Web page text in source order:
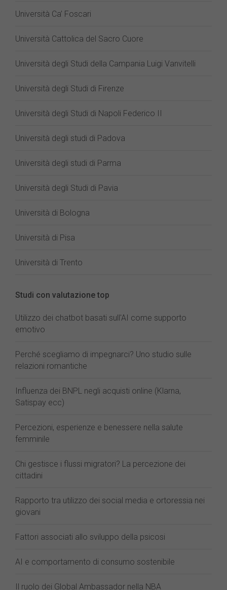
Università Ca’ Foscari
Università Cattolica del Sacro Cuore
Università degli Studi della Campania Luigi Vanvitelli
Università degli Studi di Firenze
Università degli Studi di Napoli Federico II
Università degli studi di Padova
Università degli studi di Parma
Università degli Studi di Pavia
Università di Bologna
Università di Pisa
Università di Trento
Studi con valutazione top
Utilizzo dei chatbot basati sull'AI come supporto
emotivo
Perché scegliamo di impegnarci? Uno studio sulle
relazioni romantiche
Influenza dei BNPL negli acquisti online (Klarna,
Satispay ecc)
Percezioni, esperienze e benessere nella salute
femminile
Chi gestisce i flussi migratori? La percezione dei
cittadini
Rapporto tra utilizzo dei social media e ortoressia nei
giovani
Fattori associati allo sviluppo della psicosi
AI e comportamento di consumo sostenibile
Il ruolo dei Global Ambassador nella NBA